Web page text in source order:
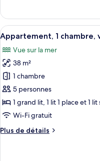
ou
avec
lits
jumeaux,
vue
mer
le
type
de
chambre
Chambre
Double
ou
avec
lits
jumeaux,
vue
mer
Afficher
toutes
les
photos
pour
ce
type
de
chambre :
Appartement,
7
Appartement, 1 chambre,
Vue sur la mer
38 m²
1 chambre
5 personnes
1 grand lit, 1 lit 1 place et 1
Wi-Fi gratuit
Plus de détails
Plus